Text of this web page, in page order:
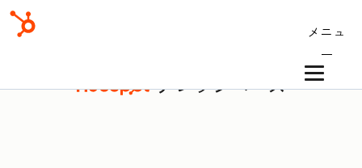
メニュ
ー
ナレッジベース